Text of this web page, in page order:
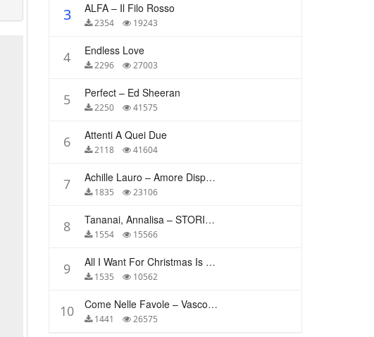
3 ALFA – Il Filo Rosso
2354 19243
4 Endless Love
2296 27003
5 Perfect – Ed Sheeran
2250 41575
6 Attenti A Quei Due
2118 41604
7 Achille Lauro – Amore Disperato
1835 23106
8 Tananai, Annalisa – STORIE BREVI
1554 15566
9 All I Want For Christmas Is You – Mariah Carey
1535 10562
10 Come Nelle Favole – Vasco Rossi
1441 26575